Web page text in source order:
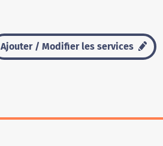
Ajouter / Modifier les services